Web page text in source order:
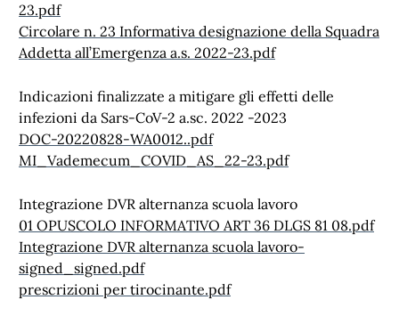
23.pdf
Circolare n. 23 Informativa designazione della Squadra
Addetta all’Emergenza a.s. 2022-23.pdf
Indicazioni finalizzate a mitigare gli effetti delle
infezioni da Sars-CoV-2 a.sc. 2022 -2023
DOC-20220828-WA0012..pdf
MI_Vademecum_COVID_AS_22-23.pdf
Integrazione DVR alternanza scuola lavoro
01 OPUSCOLO INFORMATIVO ART 36 DLGS 81 08.pdf
Integrazione DVR alternanza scuola lavoro-
signed_signed.pdf
prescrizioni per tirocinante.pdf